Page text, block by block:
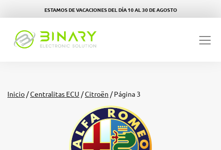
ESTAMOS DE VACACIONES DEL DÍA 10 AL 30 DE AGOSTO
Inicio /Centralitas ECU /Citroën / Página 3